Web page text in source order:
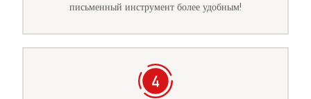
письменный инструмент более удобным!